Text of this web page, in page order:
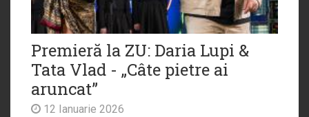
Premieră la ZU: Daria Lupi &
Tata Vlad - „Câte pietre ai
aruncat”
12 Ianuarie 2026